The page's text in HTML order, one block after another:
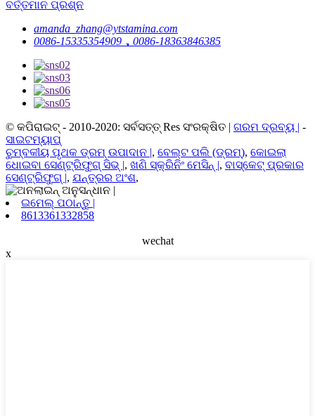
ବର୍ତ୍ତମାନ ପ୍ରଶ୍ନ
amanda_zhang@ytstamina.com
0086-15335354909，0086-18363846385
© କପିରାଇଟ୍ - 2010-2020: ସର୍ବସତ୍ତ୍ Res ସଂରକ୍ଷିତ | ଗରମ ଦ୍ରବ୍ୟ | -
ସାଇଟମ୍ୟାପ୍
ଚୁମ୍ବକୀୟ ପୃଥକ ଡ୍ରମ୍ ଉପାଦାନ |, ବେଲ୍ଟ ପଲି (ଡ୍ରମ୍), କୋଇଲା
ଧୋଇବା ସେଣ୍ଟ୍ରିଫୁଗ୍ ସିଭ୍ |, ଖଣି ସ୍କ୍ରିନିଂ ମେସିନ୍ |, ବାସ୍କେଟ୍ ପ୍ରକାର
ସେଣ୍ଟ୍ରିଫୁଗ୍ |, ଯନ୍ତ୍ରର ଅଂଶ,
ଇମେଲ୍ ପଠାନ୍ତୁ |
8613361332858
wechat
x